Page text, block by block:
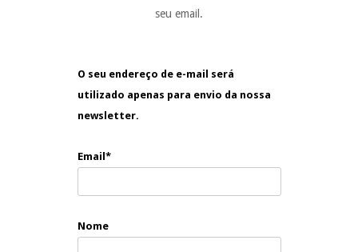
seu email.
O seu endereço de e-mail será
utilizado apenas para envio da nossa
newsletter.
Email*
Nome